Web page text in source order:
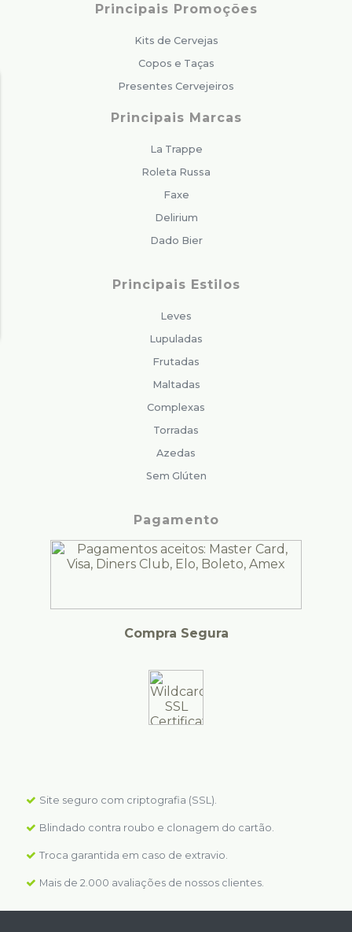
Principais Promoções
Kits de Cervejas
Copos e Taças
Presentes Cervejeiros
Principais Marcas
La Trappe
Roleta Russa
Faxe
Delirium
Dado Bier
Principais Estilos
Leves
Lupuladas
Frutadas
Maltadas
Complexas
Torradas
Azedas
Sem Glúten
Pagamento
Compra Segura
Site seguro com criptografia (SSL).
Blindado contra roubo e clonagem do cartão.
Troca garantida em caso de extravio.
Mais de 2.000 avaliações de nossos clientes.